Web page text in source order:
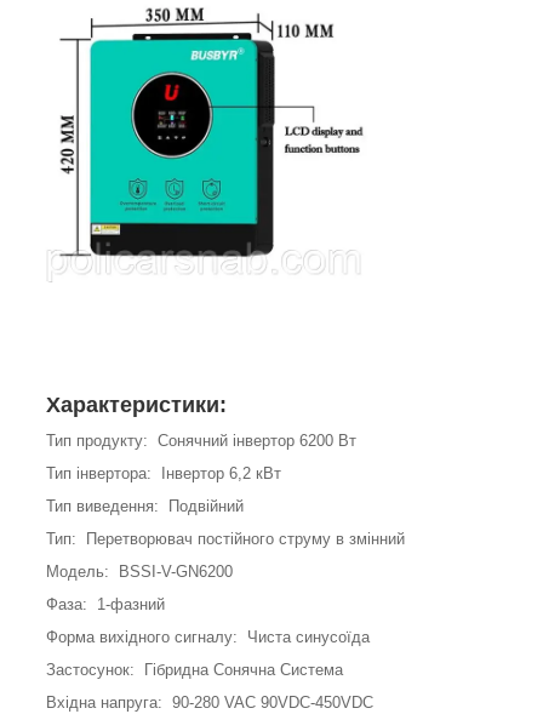
Характеристики:
Тип продукту: Сонячний інвертор 6200 Вт
Тип інвертора: Інвертор 6,2 кВт
Тип виведення: Подвійний
Тип: Перетворювач постійного струму в змінний
Модель: BSSI-V-GN6200
Фаза: 1-фазний
Форма вихідного сигналу: Чиста синусоїда
Застосунок: Гібридна Сонячна Система
Вхідна напруга: 90-280 VAC 90VDC-450VDC